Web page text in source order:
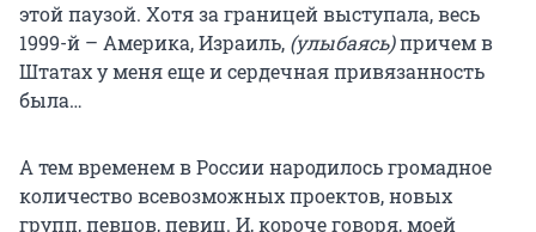
этой паузой. Хотя за границей выступала, весь
1999-й – Америка, Израиль, (улыбаясь)причем в
Штатах у меня еще и сердечная привязанность
была…
А тем временем в России народилось громадное
количество всевозможных проектов, новых
групп, певцов, певиц. И, короче говоря, моей